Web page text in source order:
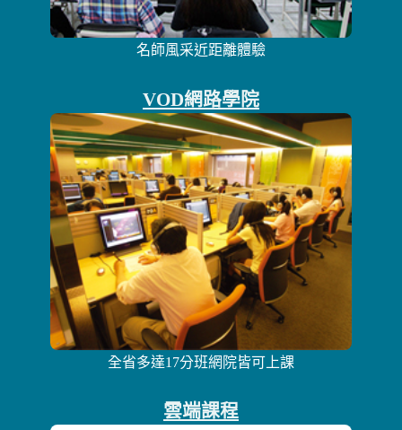
名師風采近距離體驗
VOD網路學院
全省多達17分班網院皆可上課
雲端課程